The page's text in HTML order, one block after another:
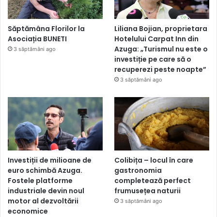
Săptămâna Florilor la
Asociația BUNETI
3 săptămâni ago
Liliana Bojian, proprietara
Hotelului Carpat Inn din
Azuga: „Turismul nu este o
investiție pe care să o
recuperezi peste noapte”
3 săptămâni ago
Investiții de milioane de
euro schimbă Azuga.
Fostele platforme
industriale devin noul
motor al dezvoltării
economice
Colibița – locul în care
gastronomia
completează perfect
frumusețea naturii
3 săptămâni ago